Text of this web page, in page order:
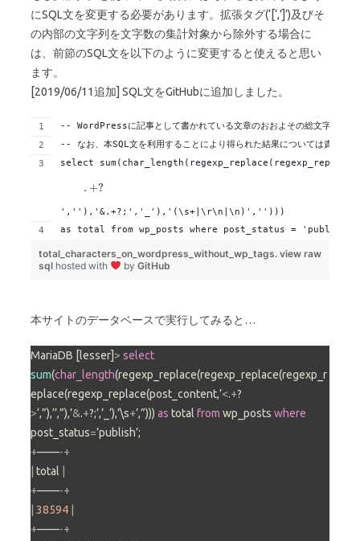
にSQL文を変更する必要があります。拡張タグ(‘[‘,’]’)及びそ
の内部の文字列を文字数の集計対象から除外する場合に
は、前節のSQL文を以下のように変更すると使えると思い
ます。
[2019/06/11追加] SQL文をGitHubに追加しました。
-- WordPressに記事として書かれている文章のおおよその総文字数を求
-- なお、本SQL文を利用することにより得られた結果については責任は
select
',''),'&.+?;','_'),'(\s+|\r\n|\n)','')))
as total from wp_posts where post_status =
view raw
total_characters_on_wordpress_without_wp_tags.
sql hosted with by GitHub
本サイトのデータベースで実行してみると…
MariaDB [lesser] > select
sum(char_length(regexp_replace(regexp_replace(regexp_r
eplace(regexp_replace(post_content,’<.+?
>‘,”),’’,”),’&.+?;’,’_’),’\s+’,”))) as total from wp_posts where
post_status=
+——-+
total
+——-+
38594
+——-+